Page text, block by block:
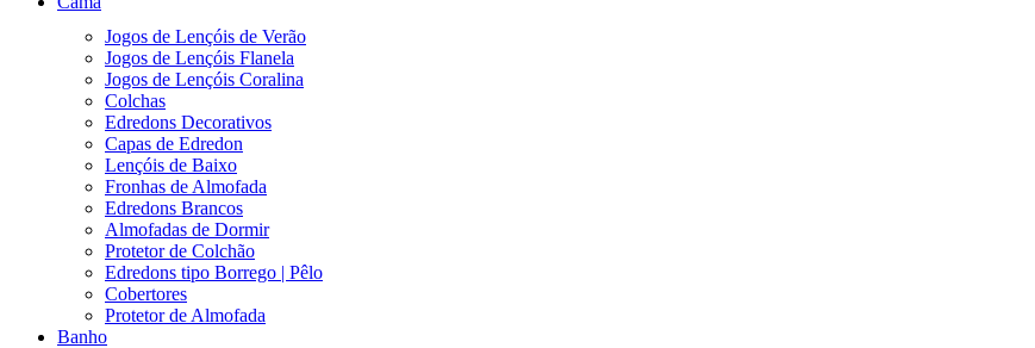
Jogos de Lençóis de Verão
Jogos de Lençóis Flanela
Jogos de Lençóis Coralina
Colchas
Edredons Decorativos
Capas de Edredon
Lençóis de Baixo
Fronhas de Almofada
Edredons Brancos
Almofadas de Dormir
Protetor de Colchão
Edredons tipo Borrego | Pêlo
Cobertores
Protetor de Almofada
Banho